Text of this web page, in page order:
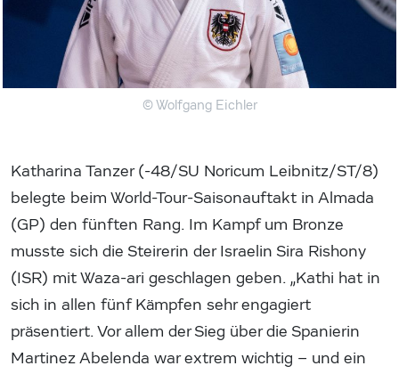
© Wolfgang Eichler
Katharina Tanzer (-48/SU Noricum Leibnitz/ST/8)
belegte beim World-Tour-Saisonauftakt in Almada
(GP) den fünften Rang. Im Kampf um Bronze
musste sich die Steirerin der Israelin Sira Rishony
(ISR) mit Waza-ari geschlagen geben. „Kathi hat in
sich in allen fünf Kämpfen sehr engagiert
präsentiert. Vor allem der Sieg über die Spanierin
Martinez Abelenda war extrem wichtig – und ein